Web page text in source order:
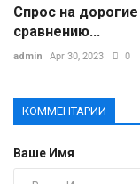
Спрос на
сравнению...
admin Apr 30, 2023 0
КОММЕНТАРИИ
Ваше Имя